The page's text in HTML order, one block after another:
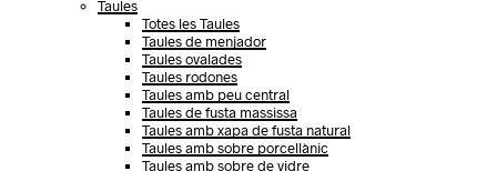
Taules
Totes les Taules
Taules de menjador
Taules ovalades
Taules rodones
Taules amb peu central
Taules de fusta massissa
Taules amb xapa de fusta natural
Taules amb sobre porcellànic
Taules amb sobre de vidre